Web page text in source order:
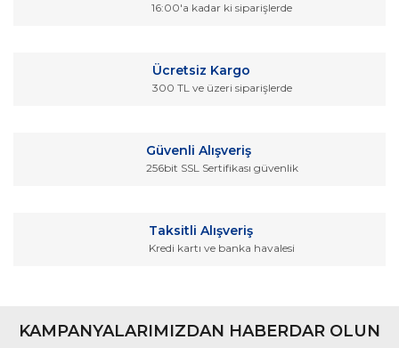
16:00'a kadar ki siparişlerde
Ücretsiz Kargo
300 TL ve üzeri siparişlerde
Güvenli Alışveriş
256bit SSL Sertifikası güvenlik
Taksitli Alışveriş
Kredi kartı ve banka havalesi
KAMPANYALARIMIZDAN HABERDAR OLUN